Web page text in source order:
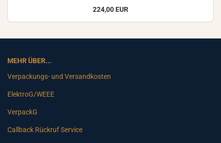
224,00 EUR
MEHR ÜBER...
Verpackungs- und Versandkosten
ElektroG/WEEE
VerpackG
Callback Rückruf Service